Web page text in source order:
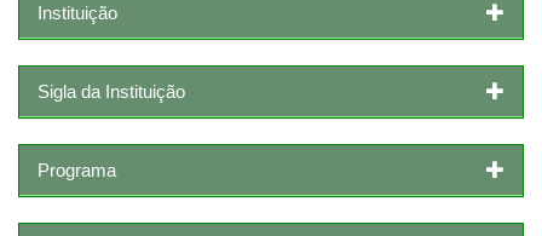
Instituição
Sigla da Instituição
Programa